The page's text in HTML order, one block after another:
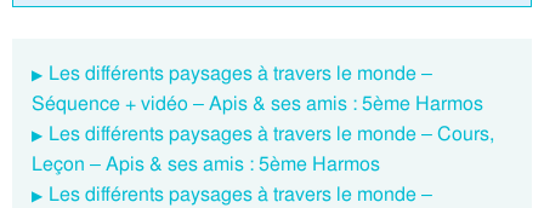
Les différents paysages à travers le monde –
Séquence + vidéo – Apis & ses amis : 5ème Harmos
Les différents paysages à travers le monde – Cours,
Leçon – Apis & ses amis : 5ème Harmos
Les différents paysages à travers le monde –